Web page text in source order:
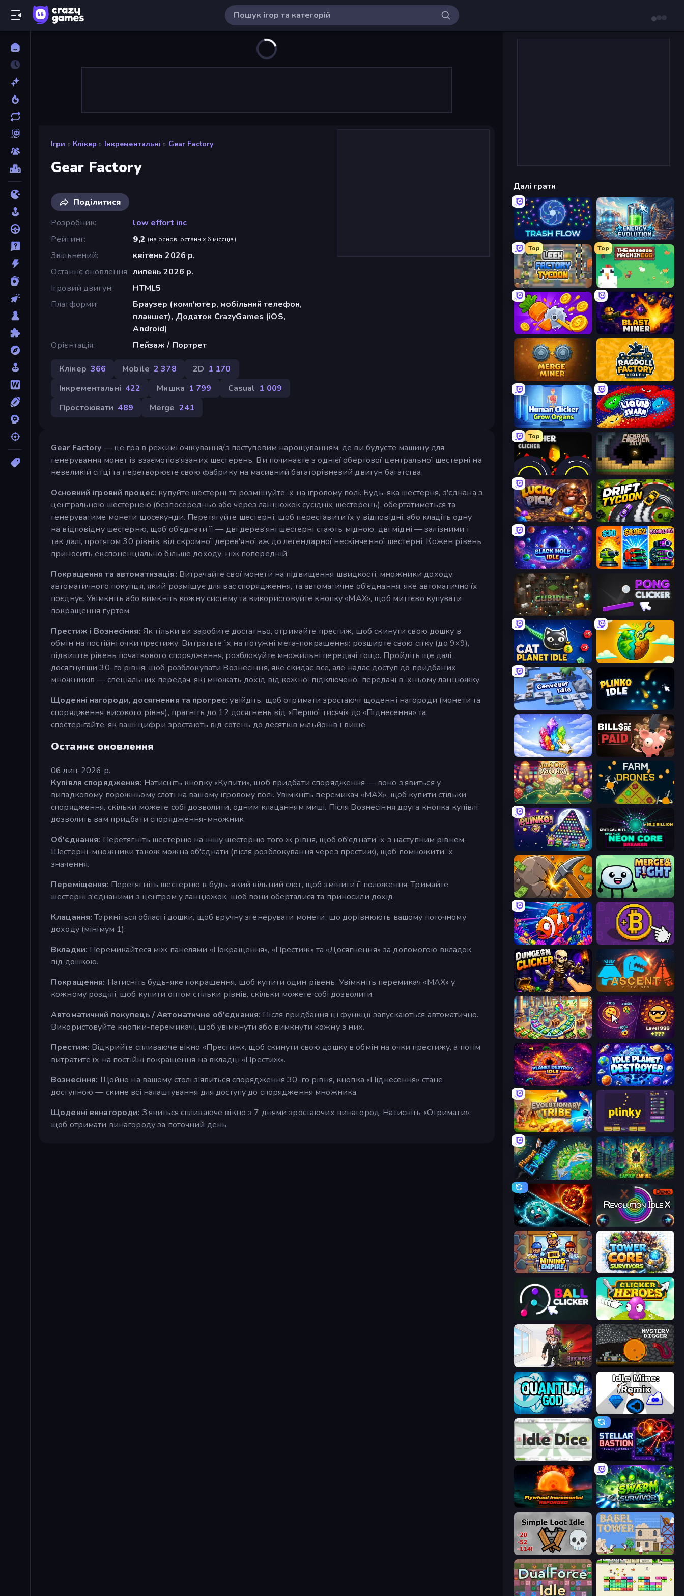
Ігри » Клікер » Інкрементальні » Gear Factory
Gear Factory
Поділитися
Розробник
low effort inc
Рейтинг
9,2 (на основі останніх 6 місяців)
Звільнений
квітень 2026 р.
Останнє оновлення липень 2026 р.
Ігровий двигун
HTML5
Платформи
Браузер (комп'ютер, мобільний телефон,
планшет), Додаток CrazyGames (iOS,
Android)
Орієнтація
Пейзаж / Портрет
Клікер 366 Mobile 2 378 2D 1 170
Інкрементальні 422 Мишка 1 799 Casual 1 009
Простоювати 489 Merge 241
Gear Factory — це гра в режимі очікування/з поступовим нарощуванням, де ви будуєте машину для
генерування монет із взаємопов'язаних шестерень. Ви починаєте з однієї обертової центральної шестерні на
невеликій сітці та перетворюєте свою фабрику на масивний багаторівневий двигун багатства.
Основний ігровий процес: купуйте шестерні та розміщуйте їх на ігровому полі. Будь-яка шестерня, з'єднана з
центральною шестернею (безпосередньо або через ланцюжок сусідніх шестерень), обертатиметься та
генеруватиме монети щосекунди. Перетягуйте шестерні, щоб переставити їх у відповідні, або кладіть одну
на відповідну шестерню, щоб об'єднати її — дві дерев'яні шестерні стають мідною, дві мідні — залізними і
так далі, протягом 30 рівнів, від скромної дерев'яної аж до легендарної нескінченної шестерні. Кожен рівень
приносить експоненціально більше доходу, ніж попередній.
Покращення та автоматизація: Витрачайте свої монети на підвищення швидкості, множники доходу,
автоматичного покупця, який розміщує для вас спорядження, та автоматичне об'єднання, яке автоматично їх
поєднує. Увімкніть або вимкніть кожну систему та використовуйте кнопку «MAX», щоб миттєво купувати
покращення гуртом.
Престиж і Вознесіння: Як тільки ви заробите достатньо, отримайте престиж, щоб скинути свою дошку в
обмін на постійні очки престижу. Витратьте їх на потужні мета-покращення: розширте свою сітку (до 9×9),
підвищте рівень початкового спорядження, розблокуйте множильні передачі тощо. Пройдіть ще далі,
досягнувши 30-го рівня, щоб розблокувати Вознесіння, яке скидає все, але надає доступ до придбаних
множників — спеціальних передач, які множать дохід від кожної підключеної передачі в їхньому ланцюжку.
Щоденні нагороди, досягнення та прогрес: увійдіть, щоб отримати зростаючі щоденні нагороди (монети та
спорядження високого рівня), прагніть до 12 досягнень від «Першої тисячі» до «Піднесення» та
спостерігайте, як ваші цифри зростають від сотень до десятків мільйонів і вище.
Останнє оновлення
06 лип. 2026 р.
Купівля спорядження: Натисніть кнопку «Купити», щоб придбати спорядження — воно з’явиться у
випадковому порожньому слоті на вашому ігровому полі. Увімкніть перемикач «MAX», щоб купити стільки
спорядження, скільки можете собі дозволити, одним клацанням миші. Після Вознесіння друга кнопка купівлі
дозволить вам придбати спорядження-множник.
Об'єднання: Перетягніть шестерню на іншу шестерню того ж рівня, щоб об'єднати їх з наступним рівнем.
Шестерні-множники також можна об'єднати (після розблокування через престиж), щоб помножити їх
значення.
Переміщення: Перетягніть шестерню в будь-який вільний слот, щоб змінити її положення. Тримайте
шестерні з'єднаними з центром у ланцюжок, щоб вони оберталися та приносили дохід.
Клацання:Торкніться області дошки, щоб вручну згенерувати монети, що дорівнюють вашому поточному
доходу (мінімум 1).
Вкладки: Перемикайтеся між панелями «Покращення», «Престиж» та «Досягнення» за допомогою вкладок
під дошкою.
Покращення: Натисніть будь-яке покращення, щоб купити один рівень. Увімкніть перемикач «MAX» у
кожному розділі, щоб купити оптом стільки рівнів, скільки можете собі дозволити.
Автоматичний покупець / Автоматичне об'єднання: Після придбання ці функції запускаються автоматично.
Використовуйте кнопки-перемикачі, щоб увімкнути або вимкнути кожну з них.
Престиж: Відкрийте спливаюче вікно «Престиж», щоб скинути свою дошку в обмін на очки престижу, а потім
витратите їх на постійні покращення на вкладці «Престиж».
Вознесіння: Щойно на вашому столі з'явиться спорядження 30-го рівня, кнопка «Піднесення» стане
доступною — скине всі налаштування для доступу до спорядження множника.
Щоденні винагороди: З’явиться спливаюче вікно з 7 днями зростаючих винагород. Натисніть «Отримати»,
щоб отримати винагороду за поточний день.
Далі грати
Trash Flow Energy Evolution
Top
Leek Factory Tycoon
Top
The MachinEGG
Farm Ring Idle Blast Miner
Merge Miner Ragdoll Factory Idle
Human Clicker: Grow Organs Liquid Swarm
Top
Crusher Clicker Pickaxe Crusher Idle
Lucky Pick Drift Tycoon
Black Hole Idle Pumpkin Defense: Merge Cannon
Cubidle Pong Clicker
Cat Planet Idle Land Explorers: Merge & Build
Conveyor Idle Plinko Idle
Crystalia Idle Clicker Bills Must Be Paid
Just One More Roll Farm Drones
PLINKO! Neon Core Breaker
Mine Clicker Merge & Fight
Fish Catch Idle Money Maker
Dungeon Clicker Ascent of Echoes
Money Factory: Tycoon Idle Game Dominate All Shapes
Planet Destroy Idle Idle Planet Destroyer
Evolutionary Tribe Plinky
Planet Evolution: Idle Clicker Laptop Empire
PlanetCrush 2 Revolution Idle X
Idle Mining Empire Tower Core Survivors
Satisfying Ball Clicker Clicker Heroes
Rotcalypse: Idle Incremental Mystery Digger
Quantum God Idle Mine: Remix
Idle Dice Stellar Bastion
Flywheel Incremental: Reforged Swarm Survivor
Simple Loot Idle Babel Tower